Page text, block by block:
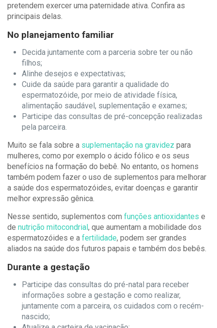
pretendem exercer uma paternidade ativa. Confira as
principais delas.
No planejamento familiar
Decida juntamente com a parceria sobre ter ou não
filhos;
Alinhe desejos e expectativas;
Cuide da saúde para garantir a qualidade do
espermatozóide, por meio de atividade física,
alimentação saudável, suplementação e exames;
Participe das consultas de pré-concepção realizadas
pela parceira.
Muito se fala sobre a suplementação na gravidez para
mulheres, como por exemplo o ácido fólico e os seus
benefícios na formação do bebê. No entanto, os homens
também podem fazer o uso de suplementos para melhorar
a saúde dos espermatozóides, evitar doenças e garantir
melhor expressão gênica.
Nesse sentido, suplementos com funções antioxidantes e
de nutrição mitocondrial, que aumentam a mobilidade dos
espermatozóides e a fertilidade, podem ser grandes
aliados na saúde dos futuros papais e também dos bebês.
Durante a gestação
Participe das consultas do pré-natal para receber
informações sobre a gestação e como realizar,
juntamente com a parceira, os cuidados com o recém-
nascido;